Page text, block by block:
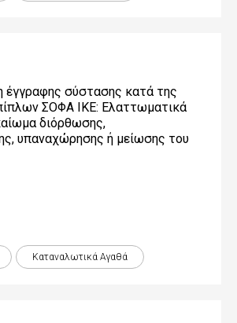
έγγραφης σύστασης κατά της
ΣΟΦΑ ΙΚΕ: Ελαττωματικά
διόρθωσης,
υπαναχώρησης ή µείωσης του
Καταναλωτικά Αγαθά